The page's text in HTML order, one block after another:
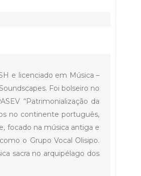
e licenciado em Música –
Foi bolseiro no
“Patrimonialização da
no continente português,
focado na música antiga e
o Grupo Vocal Olisipo.
sacra no arquipélago dos